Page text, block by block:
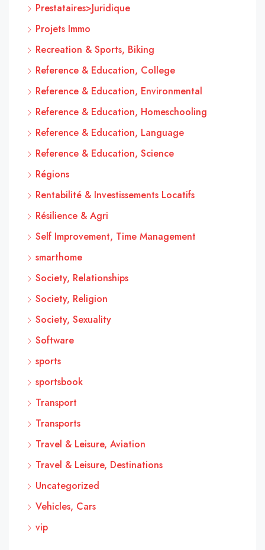
Prestataires>Juridique
Projets Immo
Recreation & Sports, Biking
Reference & Education, College
Reference & Education, Environmental
Reference & Education, Homeschooling
Reference & Education, Language
Reference & Education, Science
Régions
Rentabilité & Investissements Locatifs
Résilience & Agri
Self Improvement, Time Management
smarthome
Society, Relationships
Society, Religion
Society, Sexuality
Software
sports
sportsbook
Transport
Transports
Travel & Leisure, Aviation
Travel & Leisure, Destinations
Uncategorized
Vehicles, Cars
vip